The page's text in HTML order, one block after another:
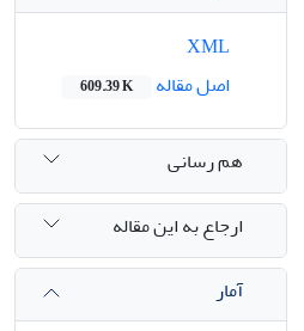
اصل مقاله
609.39 K
هم رسانی
ارجاع به این مقاله
آمار